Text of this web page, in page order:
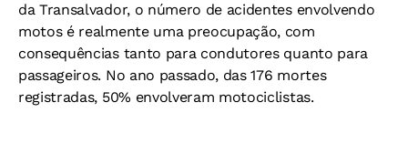
da Transalvador, o número de acidentes envolvendo
motos é realmente uma preocupação, com
consequências tanto para condutores quanto para
passageiros. No ano passado, das 176 mortes
registradas, 50% envolveram motociclistas.